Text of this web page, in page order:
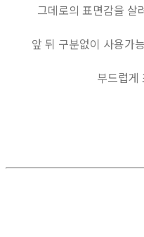
그데로의 표면감을 살
앞 뒤 구분없이 사용가
부드럽게